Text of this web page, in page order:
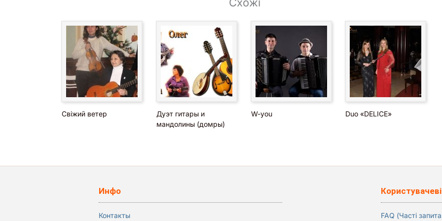
Свіжий ветер
Дуэт гитары и
мандолины (домры)
W-you Duo «DELICE»
Инфо
Контакты
Користувачеві
FAQ (Часті